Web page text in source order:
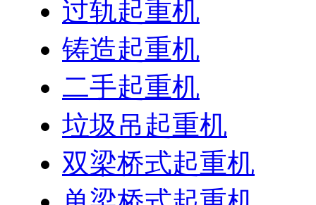
过轨起重机
铸造起重机
二手起重机
垃圾吊起重机
双梁桥式起重机